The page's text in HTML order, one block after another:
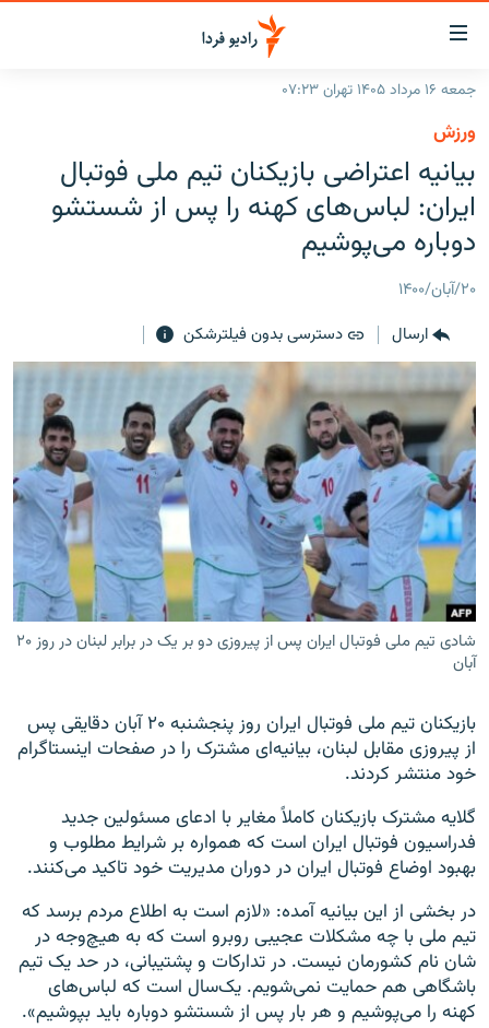
لینک‌های
قابلیت
دسترسی
بازگشت
منوی
اصلی
رفتن
صفحه
ایران
جهان
رادیو
گزارش‌های تصویری
گزارش‌های ویدئویی
زنان فردا
English
به ما بپیوندید
زبان‌های دیگر
جمعه ۱۶ مرداد ۱۴۰۵ تهران ۰۷:۲۳
ورزش
بیانیه اعتراضی بازیکنان تیم ملی فوتبال
ایران: لباس‌های کهنه را پس از شستشو
دوباره می‌پوشیم
۲۰/آبان/۱۴۰۰
ارسال
دسترسی بدون فیلترشکن
شادی تیم ملی فوتبال ایران پس از پیروزی دو بر یک در برابر لبنان در روز ۲۰
آبان
بازیکنان تیم ملی فوتبال ایران روز پنجشنبه ۲۰ آبان دقایقی پس
از پیروزی مقابل لبنان، بیانیه‌ای مشترک را در صفحات اینستاگرام
خود منتشر کردند.
گلایه مشترک بازیکنان کاملاً مغایر با ادعای مسئولین جدید
فدراسیون فوتبال ایران است که همواره بر شرایط مطلوب و
بهبود اوضاع فوتبال ایران در دوران مدیریت خود تاکید می‌کنند.
در بخشی از این بیانیه آمده: «لازم است به اطلاع مردم برسد که
تیم ملی با چه مشکلات عجیبی روبرو است که به هیچ‌وجه در
شان نام کشورمان نیست. در تدارکات و پشتیبانی، در حد یک تیم
باشگاهی هم حمایت نمی‌شویم. یک‌سال است که لباس‌های
کهنه را می‌پوشیم و هر بار پس از شستشو دوباره باید بپوشیم».